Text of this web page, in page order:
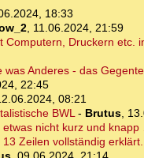
18:33
, 11.06.2024, 21:59
Computern, Druckern
Anderes - das
22:45
08:21
BWL- Brutus,
etwas nicht kurz und
Zeilen vollständig